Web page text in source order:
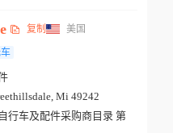
复制 美国
Mi 49242
行车及配件采购商目录 第